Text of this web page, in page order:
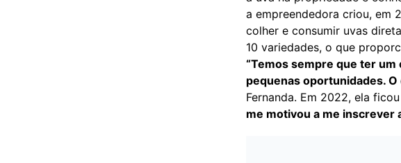
a empreendedora criou, em
colher e consumir uvas
10 variedades, o que
“Temos sempre que ter um
pequenas oportunidades.
Fernanda. Em 2022, ela
me motivou a me inscrever